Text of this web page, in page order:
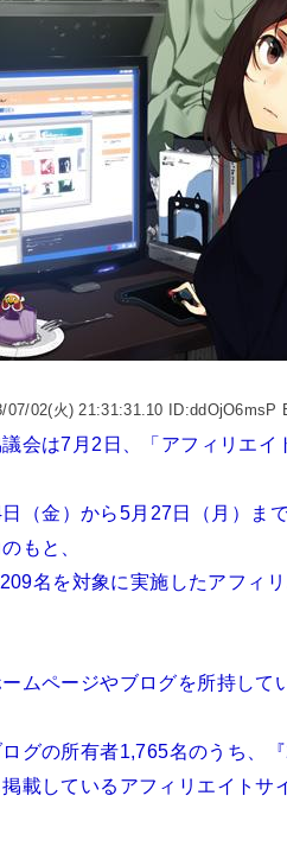
02(火) 21:31:31.10 ID:ddOjO6msP
会は7月2日、「アフィリエ
（金）から5月27日（月）ま
もと、
名を対象に実施したアフィ
ムページやブログを所持して
グの所有者1,765名のうち、
載しているアフィリエイトサ